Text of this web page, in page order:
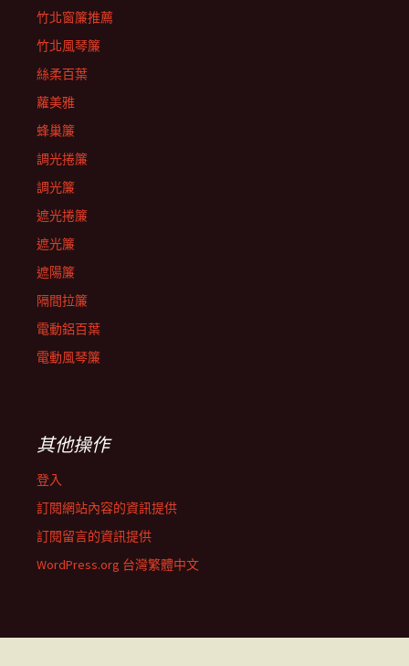
竹北窗簾推薦
竹北風琴簾
絲柔百葉
蘿美雅
蜂巢簾
調光捲簾
調光簾
遮光捲簾
遮光簾
遮陽簾
隔間拉簾
電動鋁百葉
電動風琴簾
其他操作
登入
訂閱網站內容的資訊提供
訂閱留言的資訊提供
WordPress.org 台灣繁體中文